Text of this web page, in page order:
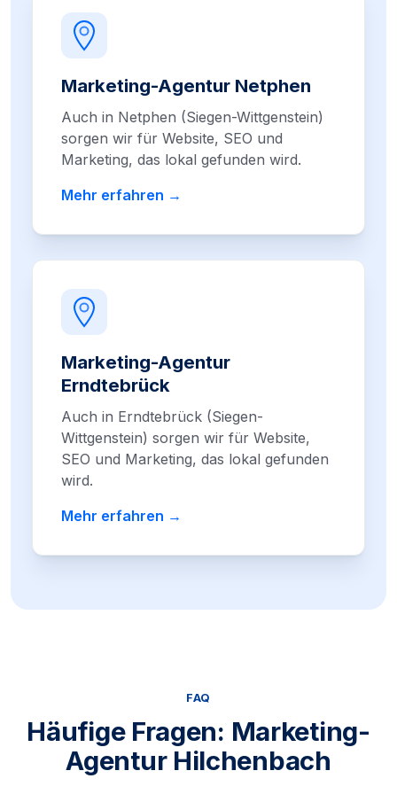
Marketing-Agentur Netphen
Auch in Netphen (Siegen-Wittgenstein)
sorgen wir für Website, SEO und
Marketing, das lokal gefunden wird.
Mehr erfahren →
Marketing-Agentur
Erndtebrück
Auch in Erndtebrück (Siegen-
Wittgenstein) sorgen wir für Website,
SEO und Marketing, das lokal gefunden
wird.
Mehr erfahren →
FAQ
Häufige Fragen: Marketing-
Agentur Hilchenbach